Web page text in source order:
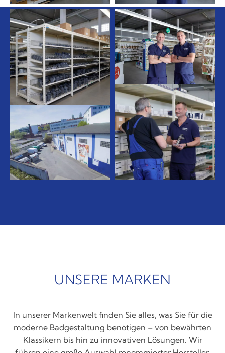
UNSERE MARKEN
In unserer Markenwelt finden Sie alles, was Sie für die
moderne Badgestaltung benötigen – von bewährten
Klassikern bis hin zu innovativen Lösungen. Wir